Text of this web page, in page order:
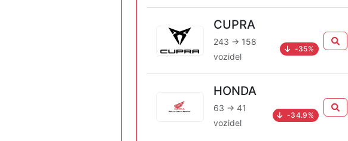
CUPRA
243 → 158
vozidel
-35%
HONDA
63 → 41
vozidel
-34.9%